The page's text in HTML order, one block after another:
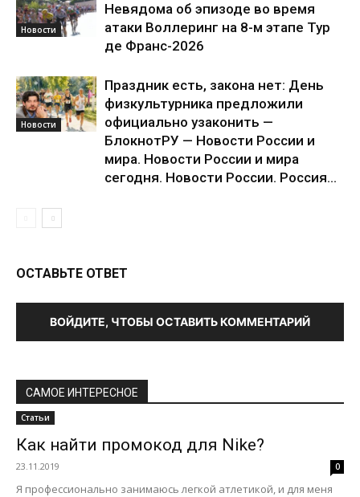
Новости
Невядома об эпизоде во время
атаки Воллеринг на 8-м этапе Тур
де Франс-2026
Новости
Праздник есть, закона нет: День
физкультурника предложили
официально узаконить —
БлокнотРУ — Новости России и
мира. Новости России и мира
сегодня. Новости России. Россия...
ОСТАВЬТЕ ОТВЕТ
ВОЙДИТЕ, ЧТОБЫ ОСТАВИТЬ КОММЕНТАРИЙ
САМОЕ ИНТЕРЕСНОЕ
Статьи
Как найти промокод для Nike?
23.11.2019 0
Я профессионально занимаюсь легкой атлетикой, и для меня